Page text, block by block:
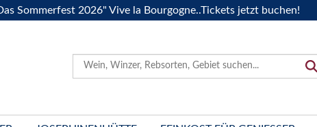
2026" Vive la Bourgogne..Tickets jetzt buchen!